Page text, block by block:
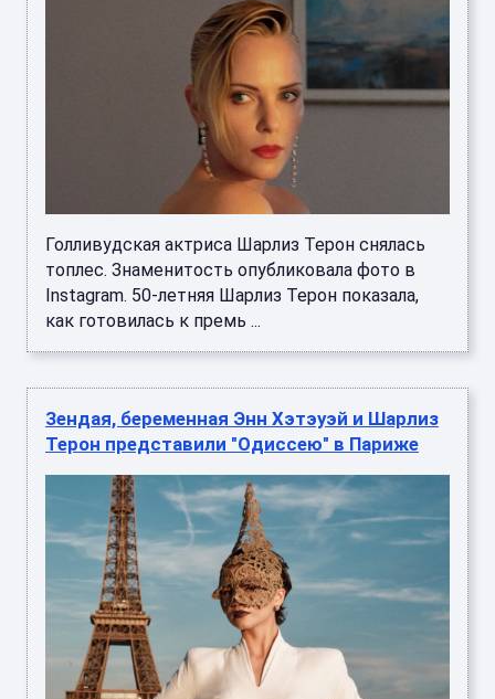
Голливудская актриса Шарлиз Терон снялась
топлес. Знаменитость опубликовала фото в
Instagram. 50-летняя Шарлиз Терон показала,
как готовилась к премь ...
Зендая, беременная Энн Хэтэуэй и Шарлиз
Терон представили "Одиссею" в Париже